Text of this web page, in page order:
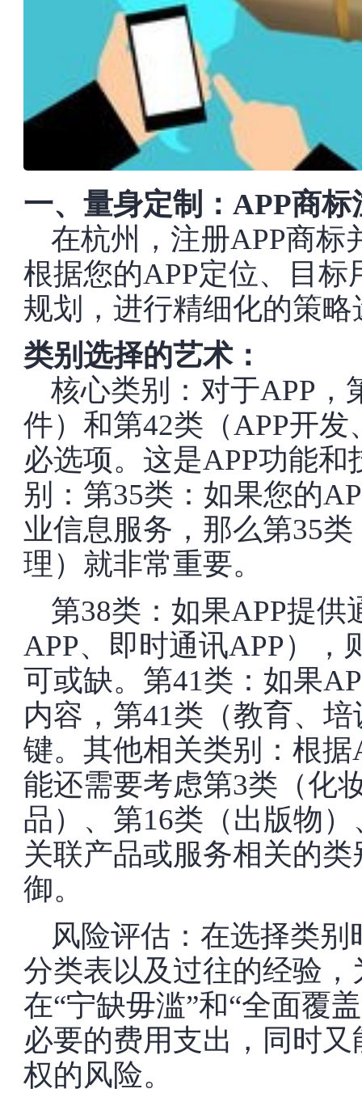
一、量身定制：APP商
在杭州，注册APP商标
根据您的APP定位、目
规划，进行精细化的策略
类别选择的艺术：
核心类别：对于APP，
件）和第42类（APP开
必选项。这是APP功能
别：第35类：如果您的
业信息服务，那么第35
理）就非常重要。
第38类：如果APP提
APP、即时通讯APP）
可或缺。第41类：如果
内容，第41类（教育、
键。其他相关类别：根
能还需要考虑第3类（化
品）、第16类（出版物
关联产品或服务相关的
御。
风险评估：在选择类
分类表以及过往的经验
在“宁缺毋滥”和“全面覆
必要的费用支出，同时
权的风险。